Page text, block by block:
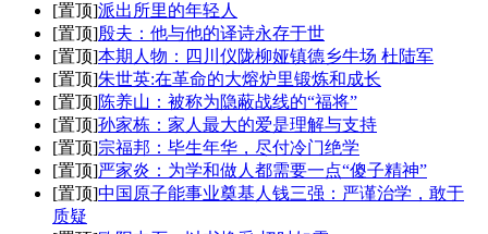
[置顶]派出所里的年轻人
[置顶]殷夫：他与他的译诗永存于世
[置顶]本期人物：四川仪陇柳娅镇德乡牛场 杜陆军
[置顶]朱世英:在革命的大熔炉里锻炼和成长
[置顶]陈养山：被称为隐蔽战线的“福将”
[置顶]孙家栋：家人最大的爱是理解与支持
[置顶]宗福邦：毕生年华，尽付冷门绝学
[置顶]严家炎：为学和做人都需要一点“傻子精神”
[置顶]中国原子能事业奠基人钱三强：严谨治学，敢于
质疑